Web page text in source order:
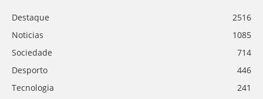
Destaque
2516
Noticias
1085
Sociedade
714
Desporto
446
Tecnologia
241